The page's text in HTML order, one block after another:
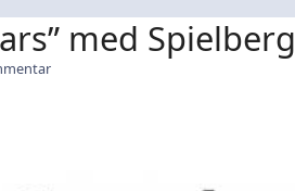
med Spielberg